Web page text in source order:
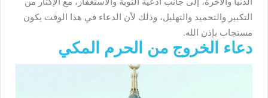
التكبير والتحميد والتهليل، وذلك لأن الدعاء في هذا الوقت يكون
مستجاب بإذن الله.
دعاء الخروج من الحرم المكي